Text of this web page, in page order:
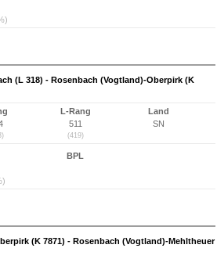
(L 318) - Rosenbach (Vogtland)-Oberpirk (K
L-Rang
511
(419)
Land
SN
BPL
(K 7871) - Rosenbach (Vogtland)-Mehltheuer